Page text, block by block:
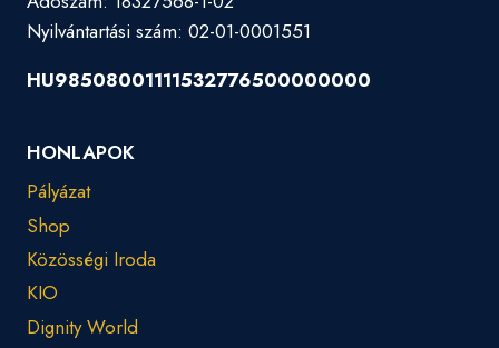
Nyilvántartási szám: 02-01-0001551
HU98508001111532776500000000
HONLAPOK
Pályázat
Shop
Közösségi Iroda
KIO
Dignity World